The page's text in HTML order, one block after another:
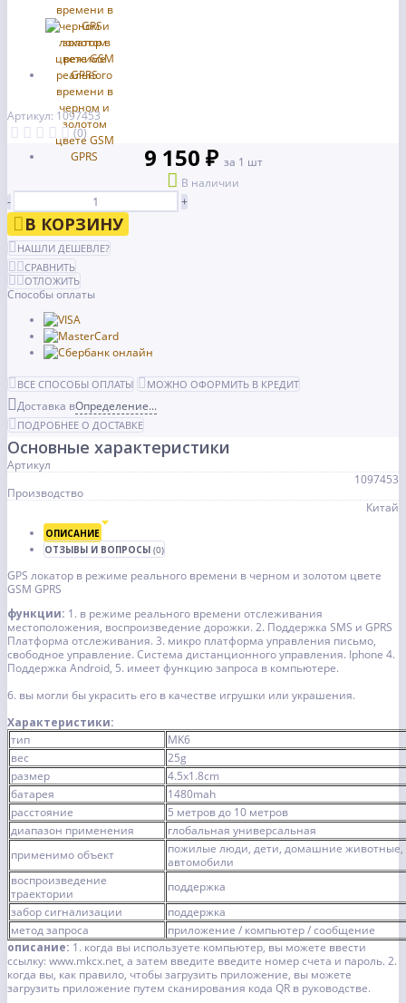
Артикул: 1097453
(0)
9 150 ₽ за 1 шт
В наличии
-
+
В КОРЗИНУ
НАШЛИ ДЕШЕВЛЕ?
СРАВНИТЬ
ОТЛОЖИТЬ
Способы оплаты
ВСЕ СПОСОБЫ ОПЛАТЫ МОЖНО ОФОРМИТЬ В КРЕДИТ
Доставка вОпределение...
ПОДРОБНЕЕ О ДОСТАВКЕ
Основные характеристики
Артикул
1097453
Производство
Китай
ОПИСАНИЕ
ОТЗЫВЫ И ВОПРОСЫ (0)
GPS локатор в режиме реального времени в черном и золотом цвете
GSM GPRS
функции: 1. в режиме реального времени отслеживания
местоположения, воспроизведение дорожки. 2. Поддержка SMS и GPRS
Платформа отслеживания. 3. микро платформа управления письмо,
свободное управление. Система дистанционного управления. Iphone 4.
Поддержка Android, 5. имеет функцию запроса в компьютере.
6. вы могли бы украсить его в качестве игрушки или украшения.
Характеристики:
тип
MK6
вес
25g
размер
4.5x1.8cm
батарея
1480mah
расстояние
5 метров до 10 метров
диапазон применения
глобальная универсальная
применимо объект
пожилые люди, дети, домашние животные,
автомобили
воспроизведение
траектории
поддержка
забор сигнализации
поддержка
метод запроса
приложение / компьютер / сообщение
описание: 1. когда вы используете компьютер, вы можете ввести
ссылку: www.mkcx.net, а затем введите введите номер счета и пароль. 2.
когда вы, как правило, чтобы загрузить приложение, вы можете
загрузить приложение путем сканирования кода QR в руководстве.